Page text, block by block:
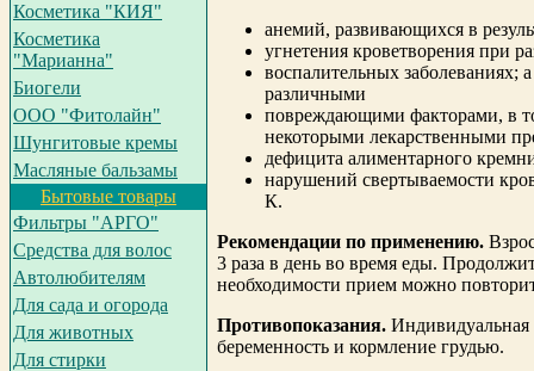
Косметика "КИЯ"
Косметика
"Марианна"
Биогели
ООО "Фитолайн"
Шунгитовые кремы
Масляные бальзамы
Бытовые товары
Фильтры "АРГО"
Средства для волос
Автолюбителям
Для сада и огорода
Для животных
Для стирки
анемий, развивающихся в
угнетения кроветворения при
воспалительных
различными
повреждающими факторами, в
некоторыми лекарственными
дефицита алиментарного
нарушений свертываемости
К.
Рекомендации по применению.
3 раза в день во время еды.
необходимости прием можно
Противопоказания. Индивидуальная
беременность и кормление грудью.